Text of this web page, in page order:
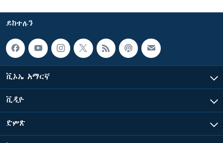
ይከተሉን
ቪኦኤ አማርኛ
ቪዲዮ
ድምጽ